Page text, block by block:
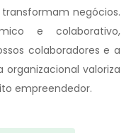
negócios.
e colaborativo,
colaboradores e a
organizacional valoriza
empreendedor.